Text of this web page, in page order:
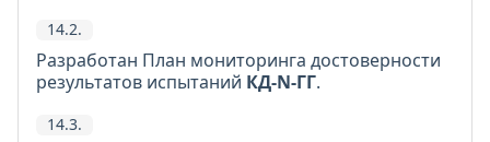
14.2.
Разработан План мониторинга достоверности
результатов испытаний КД-N-ГГ.
14.3.